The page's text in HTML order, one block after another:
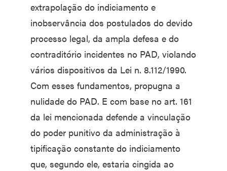
extrapolação do indiciamento e
inobservância dos postulados do devido
processo legal, da ampla defesa e do
contraditório incidentes no PAD, violando
vários dispositivos da Lei n. 8.112/1990.
Com esses fundamentos, propugna a
nulidade do PAD. E com base no art. 161
da lei mencionada defende a vinculação
do poder punitivo da administração à
tipificação constante do indiciamento
que, segundo ele, estaria cingida ao